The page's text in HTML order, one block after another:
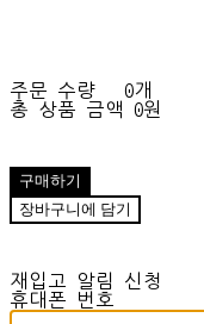
주문 수량
0개
총 상품 금액
0원
구매하기
장바구니에 담기
재입고 알림 신청
휴대폰 번호